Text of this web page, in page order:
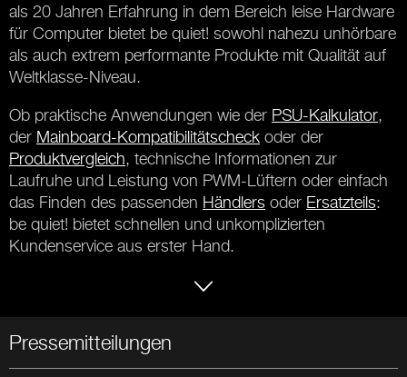
als 20 Jahren Erfahrung in dem Bereich leise Hardware
für Computer bietet be quiet! sowohl nahezu unhörbare
als auch extrem performante Produkte mit Qualität auf
Weltklasse-Niveau.
Ob praktische Anwendungen wie der PSU-Kalkulator,
der Mainboard-Kompatibilitätscheck oder der
Produktvergleich, technische Informationen zur
Laufruhe und Leistung von PWM-Lüftern oder einfach
das Finden des passenden Händlers oder Ersatzteils:
be quiet! bietet schnellen und unkomplizierten
Kundenservice aus erster Hand.
Pressemitteilungen